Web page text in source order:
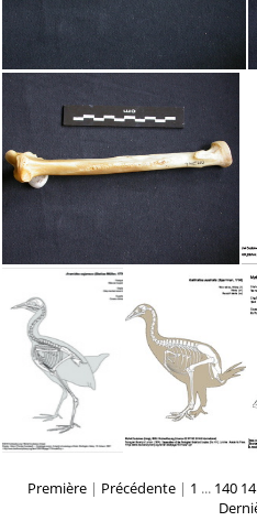
Première | Précédente | 1 ... 140